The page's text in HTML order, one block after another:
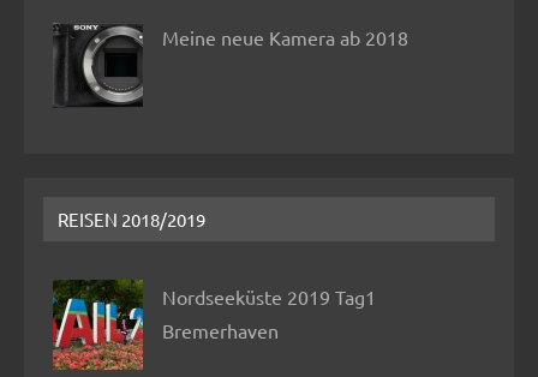
Meine neue Kamera ab 2018
REISEN 2018/2019
Nordseeküste 2019 Tag1
Bremerhaven